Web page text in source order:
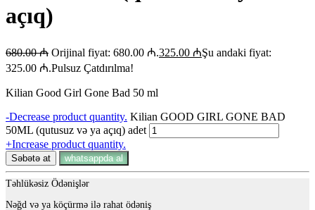
açıq)
680.00₼ Orijinal fiyat: 680.00 ₼.325.00 ₼Şu andaki fiyat:
325.00 ₼.Pulsuz Çatdırılma!
Kilian Good Girl Gone Bad 50 ml
-Decrease product quantity. Kilian GOOD GIRL GONE BAD
50ML (qutusuz və ya açıq) adet
+Increase product quantity.
Səbətə at whatsappda al
Təhlükəsiz Ödənişlər
Nəğd və ya köçürmə ilə rahat ödəniş